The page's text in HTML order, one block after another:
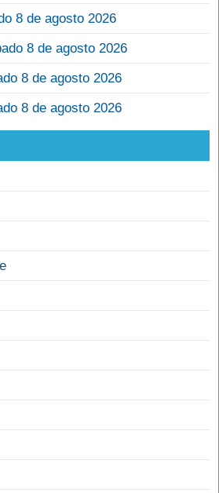
8 de agosto 2026
8 de agosto 2026
8 de agosto 2026
8 de agosto 2026